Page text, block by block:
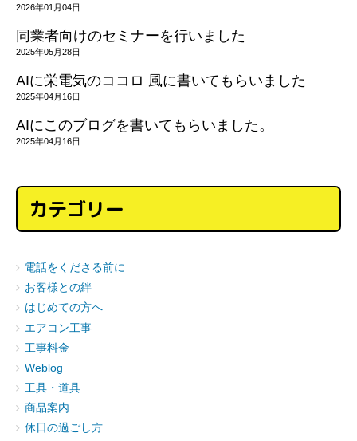
2026年01月04日
同業者向けのセミナーを行いました
2025年05月28日
AIに栄電気のココロ 風に書いてもらいました
2025年04月16日
AIにこのブログを書いてもらいました。
2025年04月16日
カテゴリー
電話をくださる前に
お客様との絆
はじめての方へ
エアコン工事
工事料金
Weblog
工具・道具
商品案内
休日の過ごし方